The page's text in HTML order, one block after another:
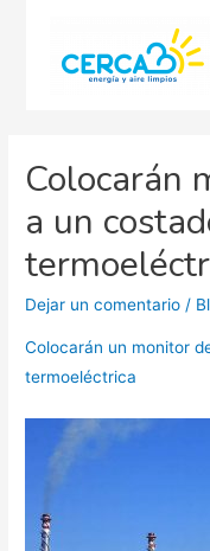
Colocarán
a un
Dejar un comentario /
Colocarán un monitor
termoeléctrica